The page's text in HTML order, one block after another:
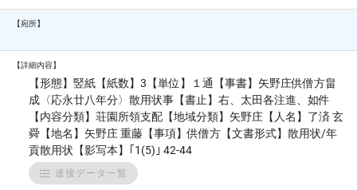
【宛所】
【詳細内容】
【形態】竪紙【紙数】3【単位】１通【事書】矢野庄供僧方畠
成〈応永廿八年分〉散用状事【書止】右、太田各注進、如件
【内容分類】荘園所領支配【地域分類】矢野庄【人名】了済 玄
舜【地名】矢野庄 重藤【事項】供僧方【文書形式】散用状/年
貢散用状【影写本】｢1(5)｣ 42-44
連接データ一覧